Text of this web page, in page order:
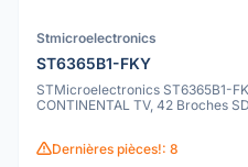
Stmicroelectronics
ST6365B1-FKY
STMicroelectronics ST6365B1-
CONTINENTAL TV, 42 Broches
Dernières pièces!: 8